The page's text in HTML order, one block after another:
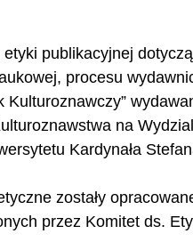
publikacyjnej
procesu
Kulturoznawczy”
na
Kardynała
zostały
przez Komitet ds.